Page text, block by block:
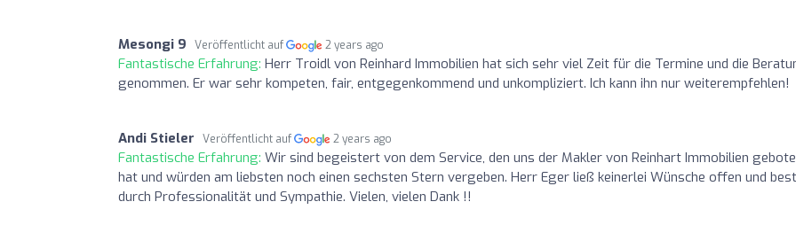
Mesongi 9 Veröffentlicht auf 2 years ago
Fantastische Erfahrung: Herr Troidl von Reinhard Immobilien hat sich sehr viel Zeit für die Termine und die
genommen. Er war sehr kompeten, fair, entgegenkommend und unkompliziert. Ich kann ihn nur weiterempfehlen!
Andi Stieler Veröffentlicht auf 2 years ago
Fantastische Erfahrung: Wir sind begeistert von dem Service, den uns der Makler von Reinhart Immobilien
hat und würden am liebsten noch einen sechsten Stern vergeben. Herr Eger ließ keinerlei Wünsche offen und
durch Professionalität und Sympathie. Vielen, vielen Dank !!